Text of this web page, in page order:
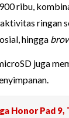
ribu,
ringan
hingga
juga
Honor Pad 9,